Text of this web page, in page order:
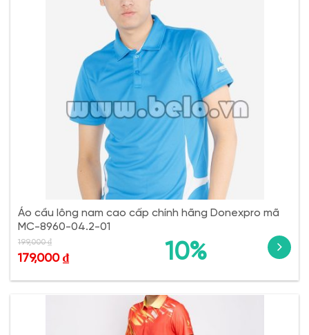
Áo cầu lông nam cao cấp chính hãng Donexpro mã
MC-8960-04.2-01
10%
199,000₫
179,000 ₫